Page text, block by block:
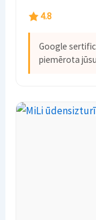
4.8
Google
piemērota